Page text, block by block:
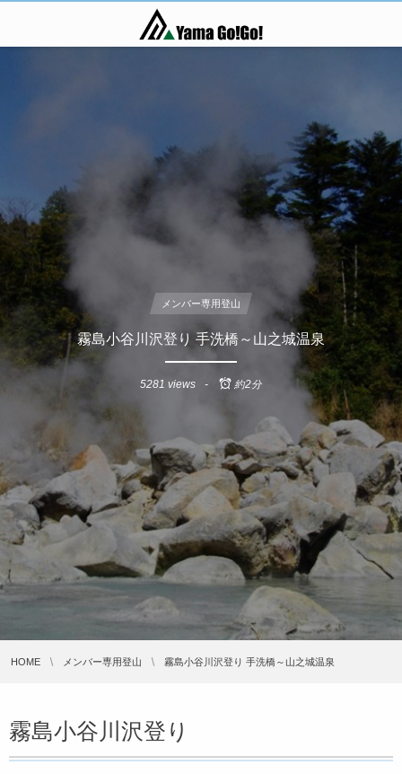
メンバー専用登山
霧島小谷川沢登り 手洗橋～山之城温泉
5281 views 約2分
HOME メンバー専用登山 霧島小谷川沢登り 手洗橋～山之城温泉
霧島小谷川沢登り